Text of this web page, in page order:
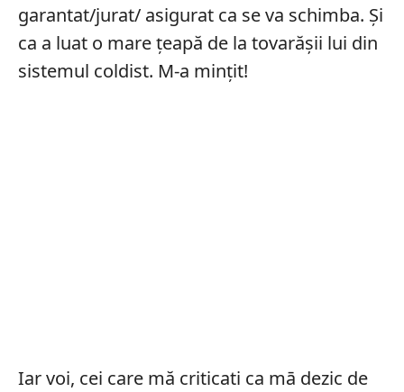
garantat/jurat/ asigurat ca se va schimba. Și
ca a luat o mare țeapă de la tovarășii lui din
sistemul coldist. M-a mințit!
Iar voi, cei care mă criticati ca mā dezic de